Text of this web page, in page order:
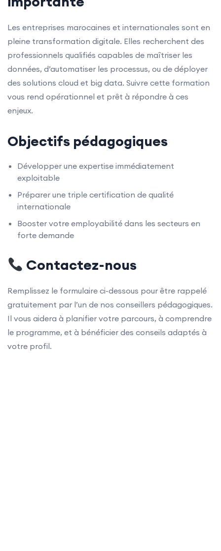
Les entreprises marocaines et internationales sont en
pleine transformation digitale. Elles recherchent des
professionnels qualifiés capables de maîtriser les
données, d’automatiser les processus, ou de déployer
des solutions cloud et big data. Suivre cette formation
vous rend opérationnel et prêt à répondre à ces
enjeux.
Objectifs pédagogiques
Développer une expertise immédiatement
exploitable
Préparer une triple certification de qualité
internationale
Booster votre employabilité dans les secteurs en
forte demande
Contactez-nous
Remplissez le formulaire ci-dessous pour être rappelé
gratuitement par l’un de nos conseillers pédagogiques.
Il vous aidera à planifier votre parcours, à comprendre
le programme, et à bénéficier des conseils adaptés à
votre profil.